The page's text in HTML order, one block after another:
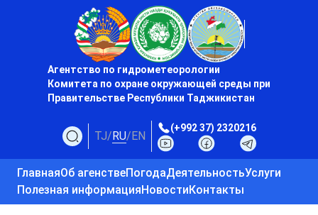
Агентство по гидрометеорологии
Комитета по охране окружающей среды при
Правительстве Республики Таджикистан
TJ/RU/EN
(+992 37) 2320216
ГлавнаяОб агенствеПогодаДеятельностьУслуги
Полезная информацияНовостиКонтакты